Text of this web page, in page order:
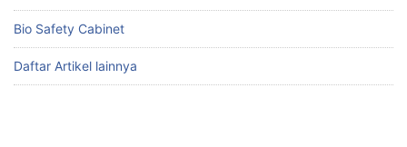
Bio Safety Cabinet
Daftar Artikel lainnya